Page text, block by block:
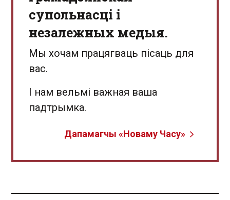
супольнасці і
незалежных медыя.
Мы хочам працягваць пісаць для
вас.
І нам вельмі важная ваша
падтрымка.
Дапамагчы «Новаму Часу»